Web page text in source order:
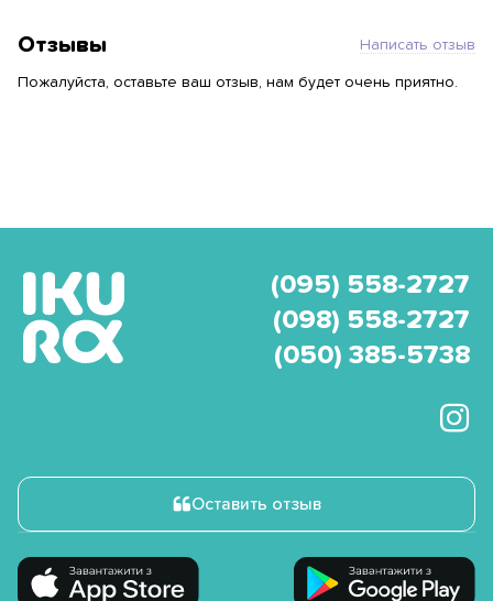
Отзывы Написать отзыв
Пожалуйста, оставьте ваш отзыв, нам будет очень приятно.
(095) 558-2727
(098) 558-2727
(050) 385-5738
Оставить отзыв